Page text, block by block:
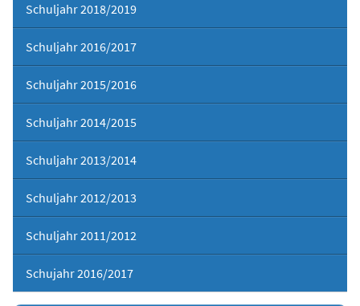
Schuljahr 2018/2019
Schuljahr 2016/2017
Schuljahr 2015/2016
Schuljahr 2014/2015
Schuljahr 2013/2014
Schuljahr 2012/2013
Schuljahr 2011/2012
Schujahr 2016/2017